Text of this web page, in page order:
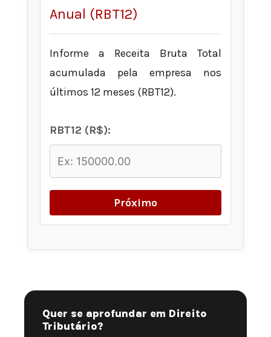
Anual (RBT12)
Informe a Receita Bruta Total
acumulada pela empresa nos
últimos 12 meses (RBT12).
RBT12 (R$):
Próximo
Quer se aprofundar em Direito
Tributário?